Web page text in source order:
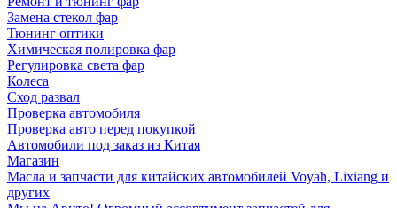
Замена стекол фар
Тюнинг оптики
Химическая полировка фар
Регулировка света фар
Колеса
Сход развал
Проверка автомобиля
Проверка авто перед покупкой
Автомобили под заказ из Китая
Магазин
Масла и запчасти для китайских автомобилей Voyah, Lixiang и
других